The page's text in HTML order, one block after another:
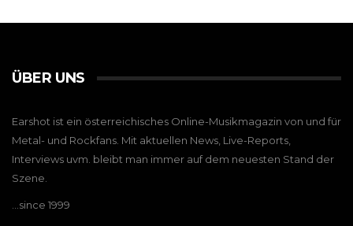
ÜBER UNS
Earshot ist ein österreichisches Online-Musikmagazin von und für
Metal- und Rockfans. Mit aktuellen News, Live-Reports,
Interviews uvm. bleibt man immer auf dem neuesten Stand der
Szene.
…since 1999